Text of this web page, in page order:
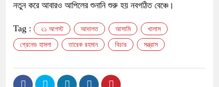
নতুন করে আবারও আপিলের শুনানি শুরু হয় নবগঠিত বেঞ্চে।
Tag : ২১ আগস্ট আদালত আসামি খালাস
গ্রেনেড হামলা তারেক রহমান বিচার সন্ত্রাস